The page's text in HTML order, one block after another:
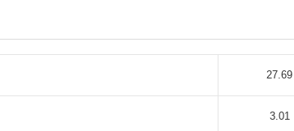
27.69
3.01